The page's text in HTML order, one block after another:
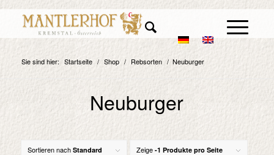
Sie sind hier: Startseite / Shop / Rebsorten / Neuburger
Neuburger
Sortieren nach Standard Zeige -1 Produkte pro Seite